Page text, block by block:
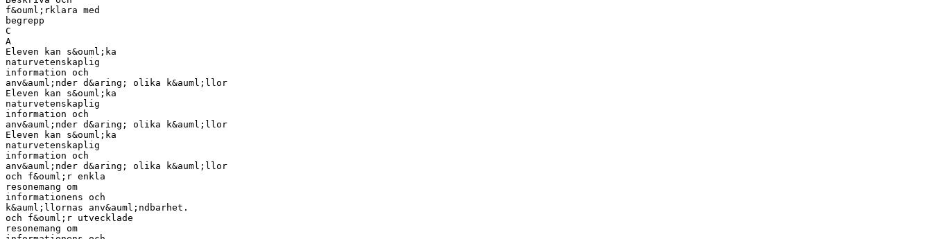
f&ouml;rklara med
begrepp
C
A
Eleven kan s&ouml;ka
naturvetenskaplig
information och
anv&auml;nder d&aring; olika k&auml;llor
Eleven kan s&ouml;ka
naturvetenskaplig
information och
anv&auml;nder d&aring; olika k&auml;llor
Eleven kan s&ouml;ka
naturvetenskaplig
information och
anv&auml;nder d&aring; olika k&auml;llor
och f&ouml;r enkla
resonemang om
informationens och
k&auml;llornas anv&auml;ndbarhet.
och f&ouml;r utvecklade
resonemang om